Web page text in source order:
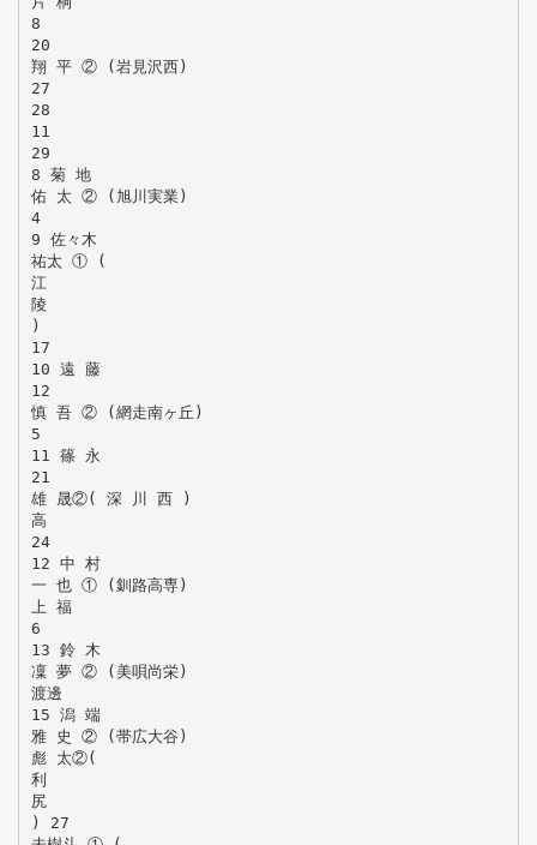
8
20
翔 平 ② (岩見沢西)
27
28
11
29
8 菊 地
佑 太 ② (旭川実業)
4
9 佐々木
祐太 ① (
江
陵
)
17
10 遠 藤
12
慎 吾 ② (網走南ヶ丘)
5
11 篠 永
21
雄 晟②( 深 川 西 )
高
24
12 中 村
一 也 ① (釧路高専)
上 福
6
13 鈴 木
凜 夢 ② (美唄尚栄)
渡邊
15 潟 端
雅 史 ② (帯広大谷)
彪 太②(
利
尻
) 27